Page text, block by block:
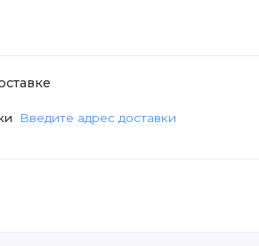
Введите адрес доставки